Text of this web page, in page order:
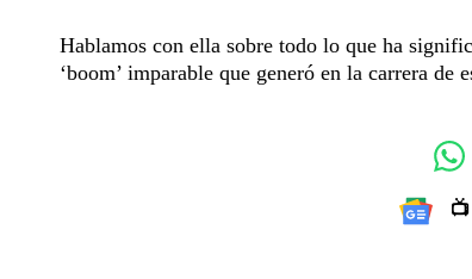
Hablamos con ella sobre todo lo que ha
‘boom’ imparable que generó en la carrera de